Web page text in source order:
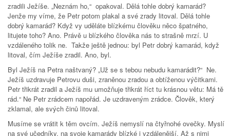
zradili Ježíše. „Neznám ho,“ opakoval. Dělá tohle dobrý kamarád?
Jenže my víme, že Petr potom plakal a své zrady litoval. Dělá tohle
dobrý kamarád? Když vy uděláte blízkému člověku něco špatného,
litujete toho? Ano. Právě u blízkého člověka nás to strašně mrzí. U
vzdáleného tolik ne. Takže ještě jednou: byl Petr dobrý kamarád, když
litoval, čím Ježíše zradil. Ano, byl.
Byl Ježíš na Petra naštvaný? „Už se s tebou nebudu kamarádit?“ Ne.
Ježíš uzdravuje Petrovu duši, zraněnou zradou a obtíženou výčitkami.
Petr třikrát zradil a Ježíš mu umožňuje třikrát říct tu krásnou větu: Má tě
rád.“ Ne Petr zrádcem napořád. Je uzdraveným zrádce. Člověk, který
zklamal, ale svých činů litoval.
Musíme se vrátit k těm ovcím. Ježíš nemyslí na čtyřnohé ovečky. Myslí
na své učedníky, na svoje kamarády blízké i vzdálenější. Až s nimi